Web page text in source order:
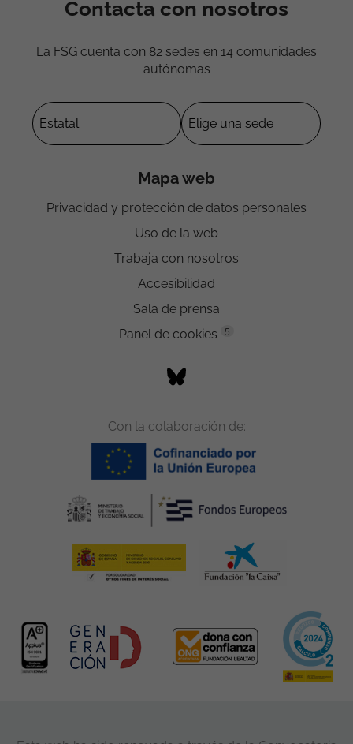
Contacta con nosotros
La FSG cuenta con 82 sedes en 14 comunidades
autónomas
Mapa web
Privacidad y protección de datos personales
Uso de la web
Trabaja con nosotros
Accesibilidad
Sala de prensa
Panel de cookies
5
Con la colaboración de: